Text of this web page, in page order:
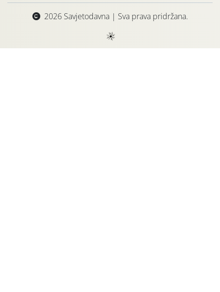
2026 Savjetodavna | Sva prava pridržana.